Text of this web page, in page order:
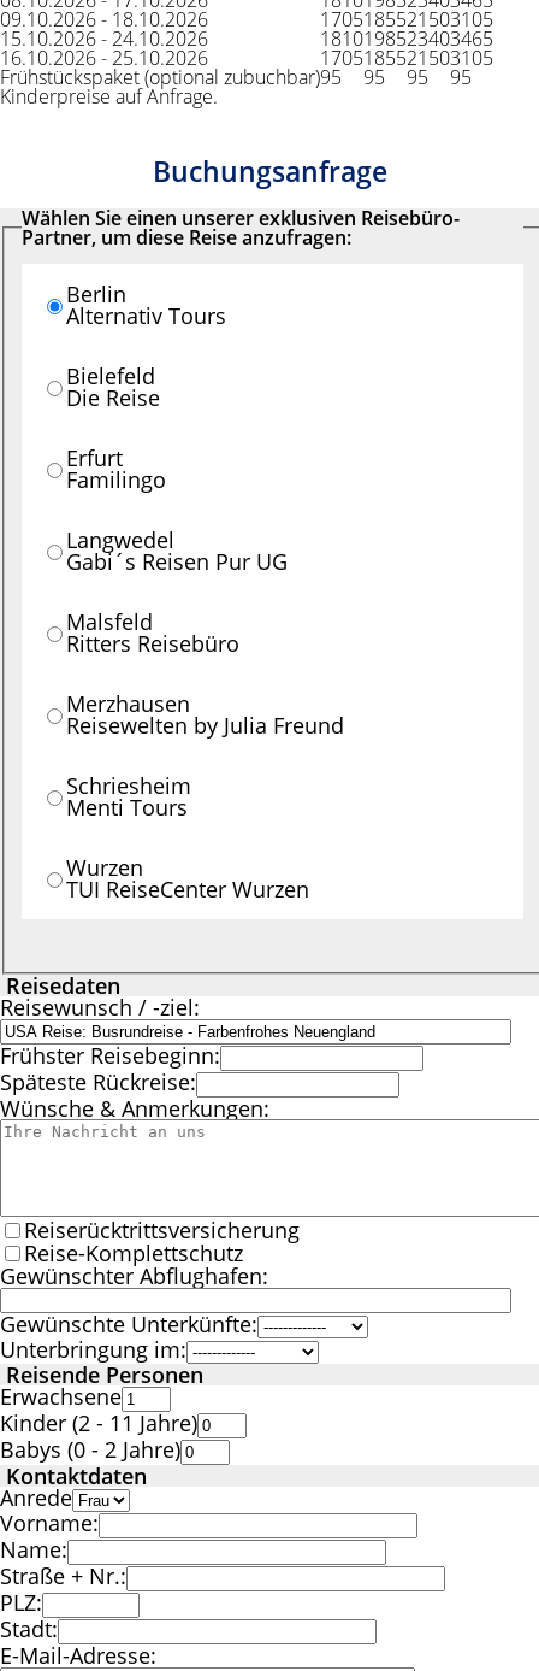
09.10.2026 - 18.10.2026 1705185521503105
15.10.2026 - 24.10.2026 1810198523403465
16.10.2026 - 25.10.2026 1705185521503105
Frühstückspaket (optional zubuchbar)95 95 95 95
Kinderpreise auf Anfrage.
Buchungsanfrage
Wählen Sie einen unserer exklusiven Reisebüro-
Partner, um diese Reise anzufragen:
Berlin
Alternativ Tours
Bielefeld
Die Reise
Erfurt
Familingo
Langwedel
Gabi´s Reisen Pur UG
Malsfeld
Ritters Reisebüro
Merzhausen
Reisewelten by Julia Freund
Schriesheim
Menti Tours
Wurzen
TUI ReiseCenter Wurzen
Reisedaten
Reisewunsch / -ziel:
Frühster Reisebeginn:
Späteste Rückreise:
Wünsche & Anmerkungen:
Reiserücktrittsversicherung
Reise-Komplettschutz
Gewünschter Abflughafen:
Gewünschte Unterkünfte:
Unterbringung im:
Reisende Personen
Erwachsene
Kinder (2 - 11 Jahre)
Babys (0 - 2 Jahre)
Kontaktdaten
Anrede
Vorname:
Name:
Straße + Nr.:
PLZ:
Stadt:
E-Mail-Adresse: